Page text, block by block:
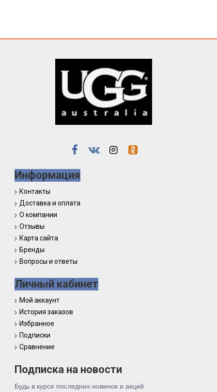
Информация
Контакты
Доставка и оплата
О компании
Отзывы
Карта сайта
Бренды
Вопросы и ответы
Личный кабинет
Мой аккаунт
История заказов
Избранное
Подписки
Сравнение
Подписка на новости
Будь в курсе последних новинок и акций